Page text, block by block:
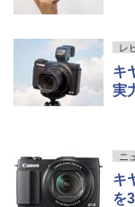
レ
キ
実
ニ
キ
を